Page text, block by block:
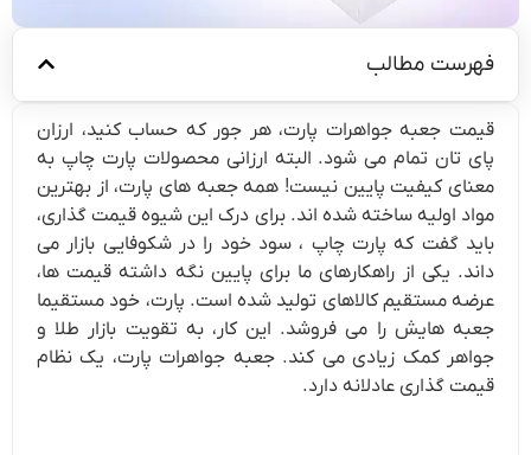
فهرست مطالب
قیمت جعبه جواهرات پارت، هر جور که حساب کنید، ارزان
پای تان تمام می شود. البته ارزانی محصولات پارت چاپ به
معنای کیفیت پایین نیست! همه جعبه های پارت، از بهترین
مواد اولیه ساخته شده اند. برای درک این شیوه قیمت گذاری،
باید گفت که پارت چاپ ، سود خود را در شکوفایی بازار می
داند. یکی از راهکارهای ما برای پایین نگه داشته قیمت ها،
عرضه مستقیم کالاهای تولید شده است. پارت، خود مستقیما
جعبه هایش را می فروشد. این کار، به تقویت بازار طلا و
جواهر کمک زیادی می کند. جعبه جواهرات پارت، یک نظام
قیمت گذاری عادلانه دارد.